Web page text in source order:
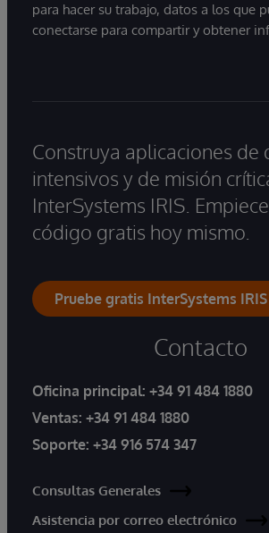
para hacer su trabajo, datos a los que
conectarse para compartir y obtener
Construya aplicaciones de
intensivos y de misión
InterSystems IRIS.
código gratis hoy mismo.
Pruebe gratis InterSystems IRIS
Contacto
Oficina principal: +34 91 484 1880
Ventas: +34 91 484 1880
Soporte: +34 916 574 347
Consultas Generales
Asistencia por correo electrónico